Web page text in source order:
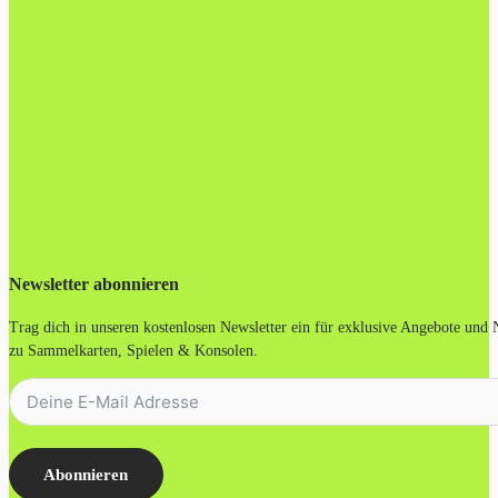
Newsletter abonnieren
Trag dich in unseren kostenlosen Newsletter ein für exklusive Angebote und
zu Sammelkarten, Spielen & Konsolen.
Abonnieren